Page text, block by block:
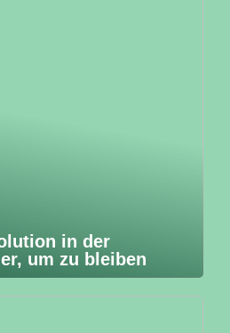
in der
um zu bleiben